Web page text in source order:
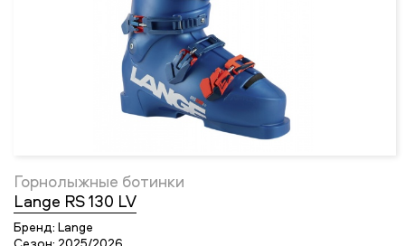
Горнолыжные ботинки
Lange RS 130 LV
Бренд: Lange